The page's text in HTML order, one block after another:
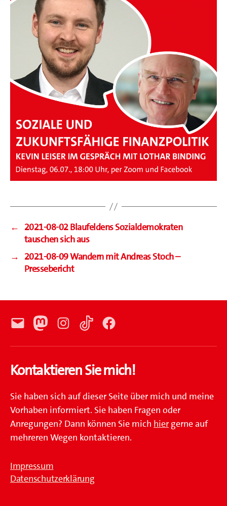
← 2021-08-02 Blaufeldens Sozialdemokraten
tauschen sich aus
→ 2021-08-09 Wandern mit Andreas Stoch –
Pressebericht
E-
MastodonInstagramTikTokFacebook
Kontaktieren Sie mich!
Sie haben sich auf dieser Seite über mich und meine
Vorhaben informiert. Sie haben Fragen oder
Anregungen? Dann können Sie mich hier gerne auf
mehreren Wegen kontaktieren.
Impressum
Datenschutzerklärung